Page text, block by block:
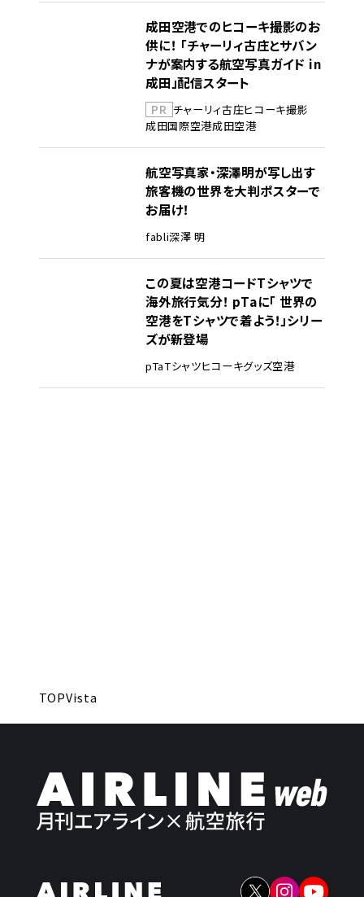
成田空港でのヒコーキ撮影のお
供に！ 「チャーリィ古庄とサバン
ナが案内する航空写真ガイド in
成田」配信スタート
PR チャーリィ古庄ヒコーキ撮影
成田国際空港成田空港
航空写真家・深澤明が写し出す
旅客機の世界を大判ポスターで
お届け！
fabli深澤 明
この夏は空港コードTシャツで
海外旅行気分！ pTaに「 世界の
空港をTシャツで着よう！」シリー
ズが新登場
pTaTシャツヒコーキグッズ空港
TOPVista